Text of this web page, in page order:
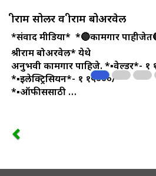
श्रीराम सोलर व श्रीराम बोअरवेल
*संवाद मीडिया* *🔵कामगार
श्रीराम बोअरवेल* येथे
अनुभवी कामगार पाहिजे. *▪️वेल्डर*- १
*▪️इलेक्ट्रिसियन*- १ १५०००/-
*▪️ऑफीससाठी …